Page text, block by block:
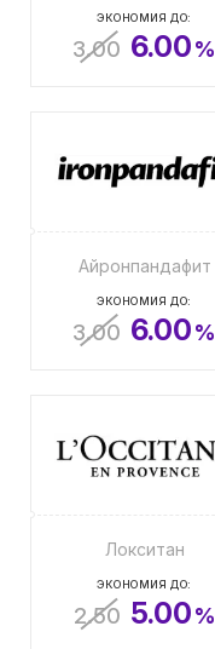
ЭКОНОМИЯ ДО:
3.00 6.00%
Айронпандафит
ЭКОНОМИЯ ДО:
3.00 6.00%
Локситан
ЭКОНОМИЯ ДО:
2.50 5.00%